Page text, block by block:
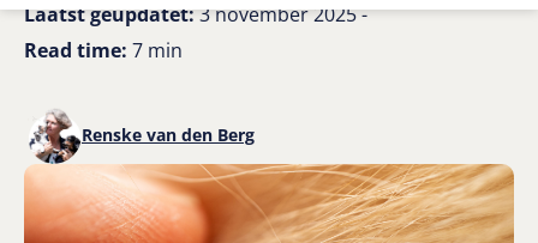
Laatst geüpdatet:3 november 2025 -
Read time: 7 min
Renske van den Berg